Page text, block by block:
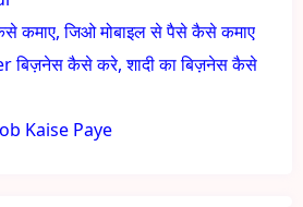
कमाए, जिओ मोबाइल से पैसे कैसे कमाए
बिज़नेस कैसे करे, शादी का बिज़नेस कैसे
Kaise Paye